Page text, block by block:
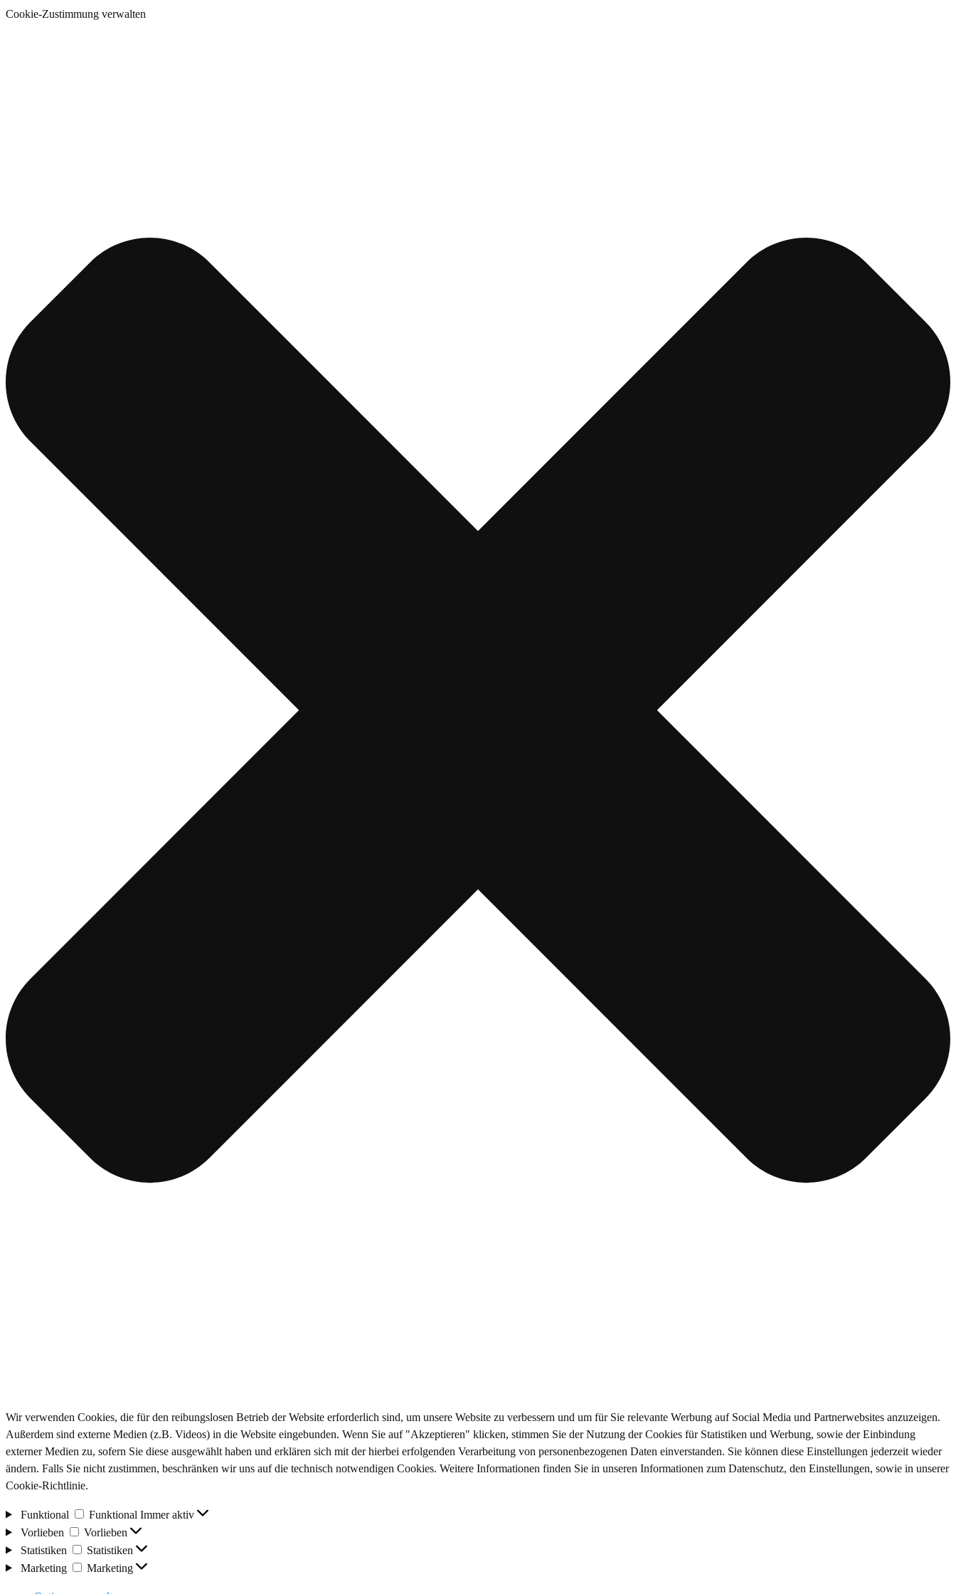
Cookie-Zustimmung verwalten
Wir verwenden Cookies, die für den reibungslosen Betrieb der Website erforderlich sind, um unsere Website zu verbessern und um für Sie relevante Werbung auf Social Media und Partnerwebsites anzuzeigen.
Außerdem sind externe Medien (z.B. Videos) in die Website eingebunden. Wenn Sie auf "Akzeptieren" klicken, stimmen Sie der Nutzung der Cookies für Statistiken und Werbung, sowie der Einbindung
externer Medien zu, sofern Sie diese ausgewählt haben und erklären sich mit der hierbei erfolgenden Verarbeitung von personenbezogenen Daten einverstanden. Sie können diese Einstellungen jederzeit wieder
ändern. Falls Sie nicht zustimmen, beschränken wir uns auf die technisch notwendigen Cookies. Weitere Informationen finden Sie in unseren Informationen zum Datenschutz, den Einstellungen, sowie in unserer
Cookie-Richtlinie.
Funktional Funktional Immer aktiv
Vorlieben
Vorlieben
Statistiken
Statistiken
Marketing
Marketing